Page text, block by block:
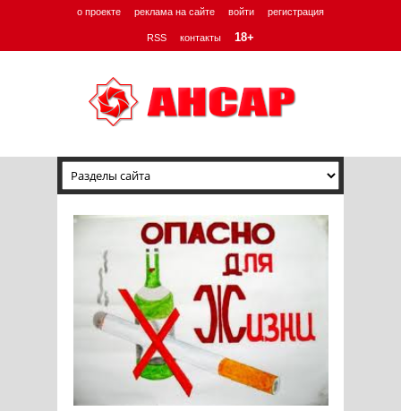
о проекте реклама на сайте войти регистрация
RSS контакты 18+